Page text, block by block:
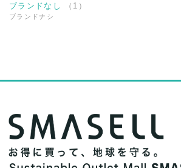
ブランドなし （ 1 ）
ブランドナシ